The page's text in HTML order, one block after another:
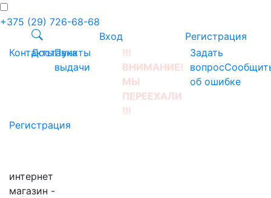
+375 (29) 726-68-68
Вход
Регистрация
КонтактыДоставка
Пункты
выдачи
!!!
ВНИМАНИЕ!
МЫ
ПЕРЕЕХАЛИ
!!!
Задать
вопрос
об ошибке
Регистрация
интернет
магазин -